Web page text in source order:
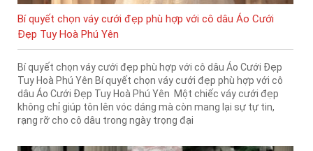
Bí quyết chọn váy cưới đẹp phù hợp với cô dâu Áo Cưới
Đẹp Tuy Hoà Phú Yên
Bí quyết chọn váy cưới đẹp phù hợp với cô dâu Áo Cưới Đẹp
Tuy Hoà Phú Yên Bí quyết chọn váy cưới đẹp phù hợp với cô
dâu Áo Cưới Đẹp Tuy Hoà Phú Yên Một chiếc váy cưới đẹp
không chỉ giúp tôn lên vóc dáng mà còn mang lại sự tự tin,
rạng rỡ cho cô dâu trong ngày trọng đại